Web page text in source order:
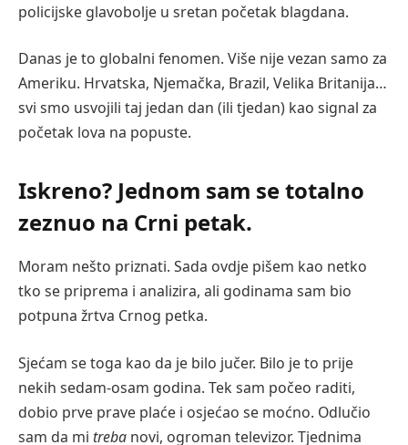
policijske glavobolje u sretan početak blagdana.
Danas je to globalni fenomen. Više nije vezan samo za
Ameriku. Hrvatska, Njemačka, Brazil, Velika Britanija…
svi smo usvojili taj jedan dan (ili tjedan) kao signal za
početak lova na popuste.
Iskreno? Jednom sam se totalno
zeznuo na Crni petak.
Moram nešto priznati. Sada ovdje pišem kao netko
tko se priprema i analizira, ali godinama sam bio
potpuna žrtva Crnog petka.
Sjećam se toga kao da je bilo jučer. Bilo je to prije
nekih sedam-osam godina. Tek sam počeo raditi,
dobio prve prave plaće i osjećao se moćno. Odlučio
sam da mi treba novi, ogroman televizor. Tjednima